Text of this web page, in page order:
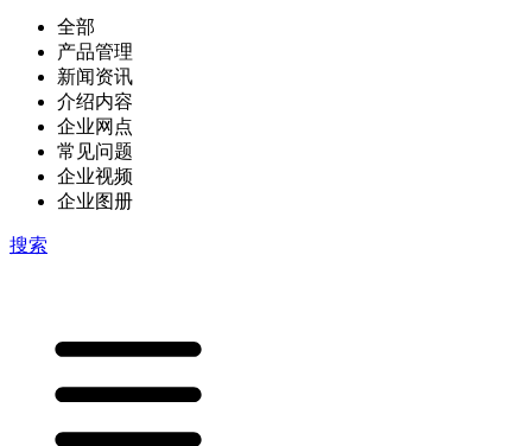
全部
产品管理
新闻资讯
介绍内容
企业网点
常见问题
企业视频
企业图册
搜索